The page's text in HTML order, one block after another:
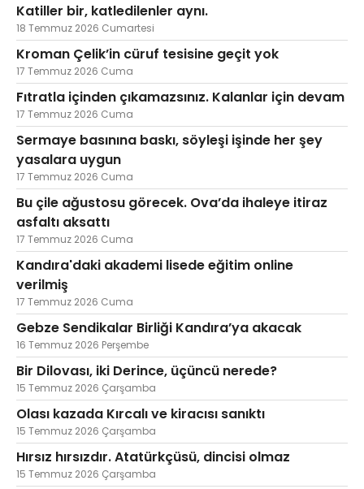
Katiller bir, katledilenler aynı.
18 Temmuz 2026 Cumartesi
Kroman Çelik’in cüruf tesisine geçit yok
17 Temmuz 2026 Cuma
Fıtratla içinden çıkamazsınız. Kalanlar için devam
17 Temmuz 2026 Cuma
Sermaye basınına baskı, söyleşi işinde her şey
yasalara uygun
17 Temmuz 2026 Cuma
Bu çile ağustosu görecek. Ova’da ihaleye itiraz
asfaltı aksattı
17 Temmuz 2026 Cuma
Kandıra'daki akademi lisede eğitim online
verilmiş
17 Temmuz 2026 Cuma
Gebze Sendikalar Birliği Kandıra’ya akacak
16 Temmuz 2026 Perşembe
Bir Dilovası, iki Derince, üçüncü nerede?
15 Temmuz 2026 Çarşamba
Olası kazada Kırcalı ve kiracısı sanıktı
15 Temmuz 2026 Çarşamba
Hırsız hırsızdır. Atatürkçüsü, dincisi olmaz
15 Temmuz 2026 Çarşamba